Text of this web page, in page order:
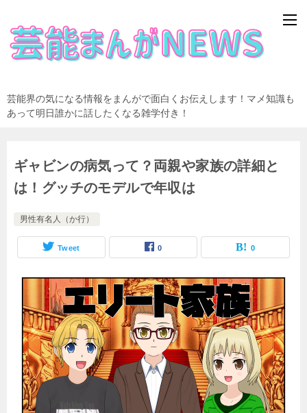
芸能界の気になる情報をまんがで面白くお伝えします！マメ知識も
あって明日誰かに話したくなる雑学付き！
ギャビンの病気って？両親や家族の詳細と
は！グッチのモデルで年収は
男性有名人（か行）
Tweet 0 0